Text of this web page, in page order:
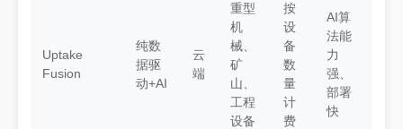
Uptake
Fusion
纯数
据驱
动+AI
云
端
重型
机
械、
矿
山、
工程
设备
按
设
备
数
量
计
费
AI算
法能
力
强、
部署
快